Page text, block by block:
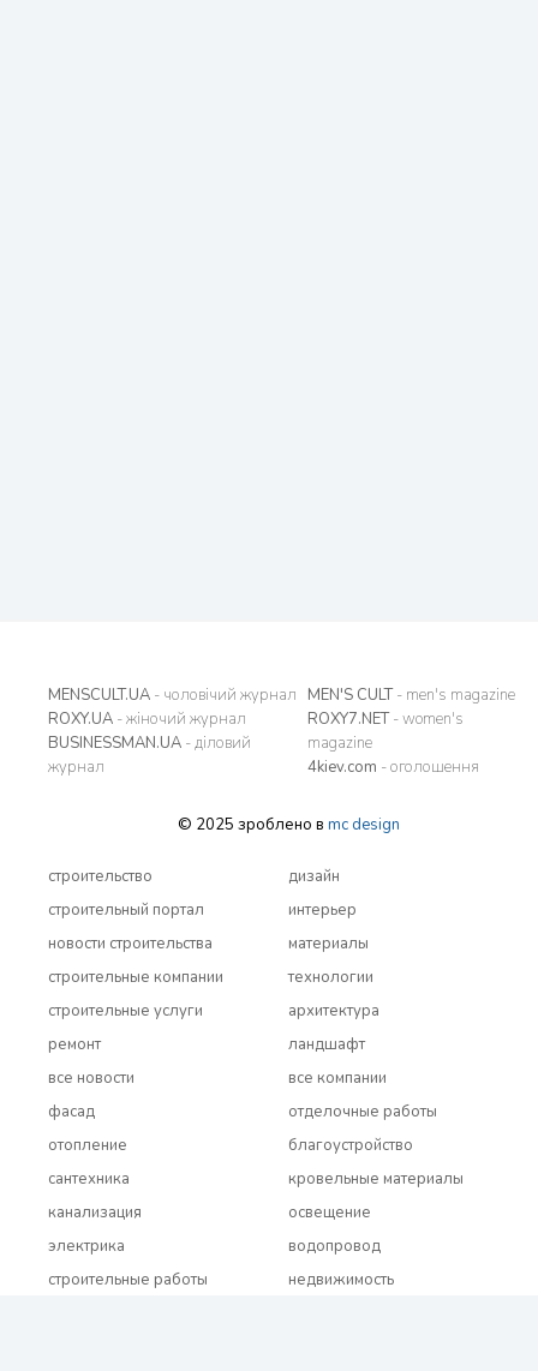
MENSCULT.UA - чоловічий журнал
ROXY.UA - жіночий журнал
BUSINESSMAN.UA - діловий
журнал
MEN'S CULT- men's magazine
ROXY7.NET- women's
magazine
4kiev.com - оголошення
© 2025 зроблено в mc design
строительство
строительный портал
новости строительства
строительные компании
строительные услуги
ремонт
все новости
дизайн
интерьер
материалы
технологии
архитектура
ландшафт
все компании
фасад
отопление
сантехника
канализация
электрика
строительные работы
отделочные работы
благоустройство
кровельные материалы
освещение
водопровод
недвижимость